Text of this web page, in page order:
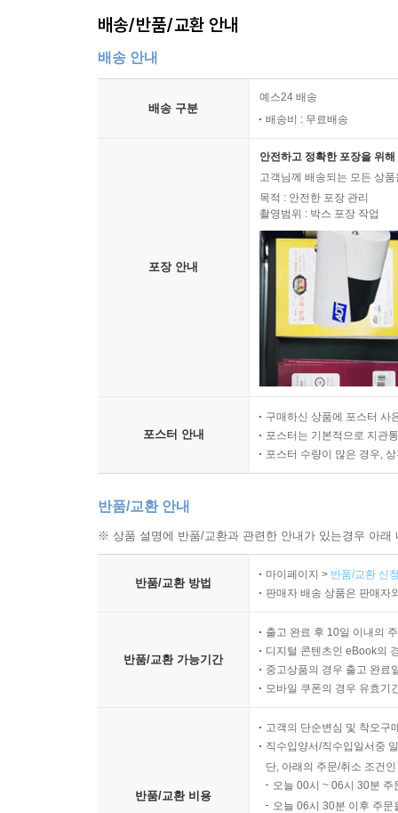
배송/반품/교환 안내
배송 안내
배송 구분
예스24 배송
배송비 : 무료배송
포장 안내
안전하고 정확한 포장을 위
고객님께 배송되는 모든 상
목적 : 안전한 포장 관리
촬영범위 : 박스 포장 작업
포스터 안내
구매하신 상품에 포스터 사
포스터는 기본적으로 지관
포스터 수량이 많은 경우,
반품/교환 안내
※ 상품 설명에 반품/교환과 관련한 안내가 있는경우 아
반품/교환 방법
마이페이지 > 반품/교환 신
판매자 배송 상품은 판매자
반품/교환 가능기간
출고 완료 후 10일 이내의
디지털 콘텐츠인 eBook의
중고상품의 경우 출고 완료
모바일 쿠폰의 경우 유효기
반품/교환 비용
고객의 단순변심 및 착오구
직수입양서/직수입일서중
단, 아래의 주문/취소 조건
오늘 00시 ~ 06시 30분
오늘 06시 30분 이후 주